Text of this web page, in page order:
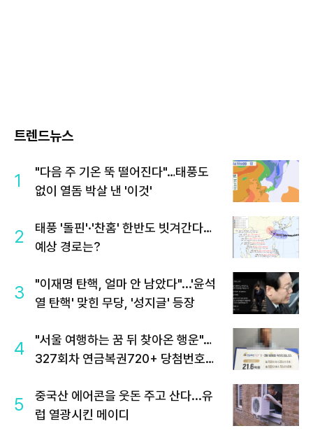
트렌드뉴스
1
"다음 주 기온 뚝 떨어진다"…태풍도
없이 열돔 박살 낸 '이것'
2
태풍 '돌핀'·'찬홈' 한반도 빗겨간다…
예상 경로는?
3
"이재명 탄핵, 얼마 안 남았다"...'윤석
열 탄핵' 맞힌 무당, '성지글' 등장
4
"서울 여행하는 꿈 뒤 찾아온 행운"…
327회차 연금복권720+ 당첨번호조
5
중국산 에어콘을 웃돈 주고 산다...유
럽 열광시킨 메이디